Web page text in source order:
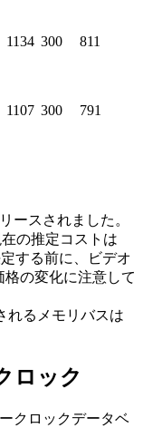
1134 300 811
1107 300 791
ースされました。
の推定コストは
する前に、ビデオ
の変化に注意して
れるメモリバスは
ロック
クロックデータベ